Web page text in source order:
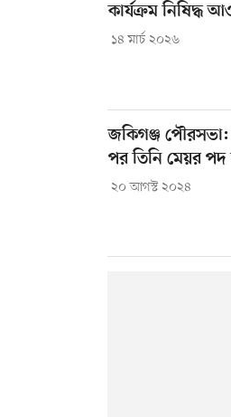
কার্যক্রম নিষিদ্ধ
১৪ মার্চ ২০২৬
জকিগঞ্জ
পর তিনি মেয়র পদ
২০ আগস্ট ২০২৪